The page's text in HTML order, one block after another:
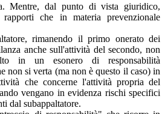
Mentre, dal punto di vista giuridico,
che in materia prevenzionale
rimanendo il primo onerato dei
anche sull'attività del secondo, non
in un esonero di responsabilità
non si verta (ma non è questo il caso) in
che concerne l'attività propria del
vengano in evidenza rischi specifici
dal subappaltatore.